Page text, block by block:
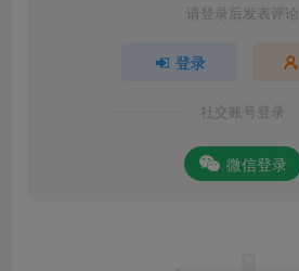
请登录后发表评论
登录
社交账号登录
微信登录